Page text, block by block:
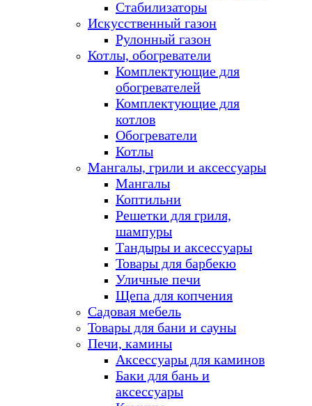
Стабилизаторы
Искусственный газон
Рулонный газон
Котлы, обогреватели
Комплектующие для
обогревателей
Комплектующие для
котлов
Обогреватели
Котлы
Мангалы, грили и аксессуары
Мангалы
Коптильни
Решетки для гриля,
шампуры
Тандыры и аксессуары
Товары для барбекю
Уличные печи
Щепа для копчения
Садовая мебель
Товары для бани и сауны
Печи, камины
Аксессуары для каминов
Баки для бань и
аксессуары